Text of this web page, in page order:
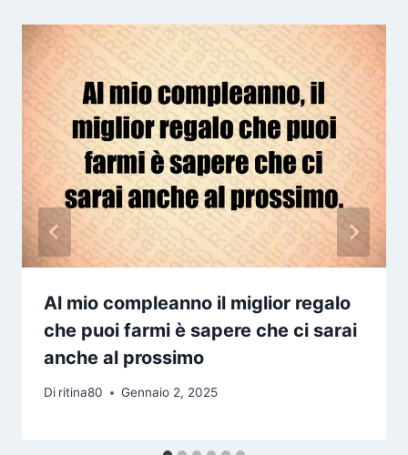
Al mio compleanno il miglior regalo
che puoi farmi è sapere che ci sarai
anche al prossimo
Di ritina80 Gennaio 2, 2025